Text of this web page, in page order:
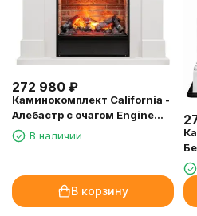
272 980 ₽
Каминокомплект California -
Алебастр с очагом Engine
56-600 BB
В наличии
В корзину